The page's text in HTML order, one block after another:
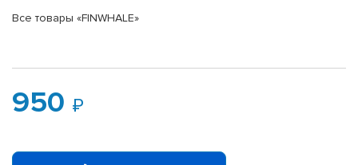
Все товары «FINWHALE»
950